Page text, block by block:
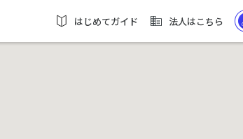
はじめてガイド 法人はこちら